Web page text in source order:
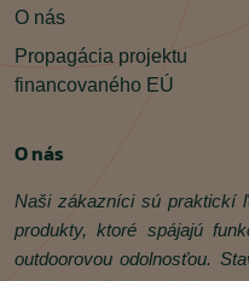
O nás
Propagácia projektu
financovaného EÚ
O nás
Naši zákazníci sú praktickí
produkty, ktoré spájajú
outdoorovou odolnosťou.